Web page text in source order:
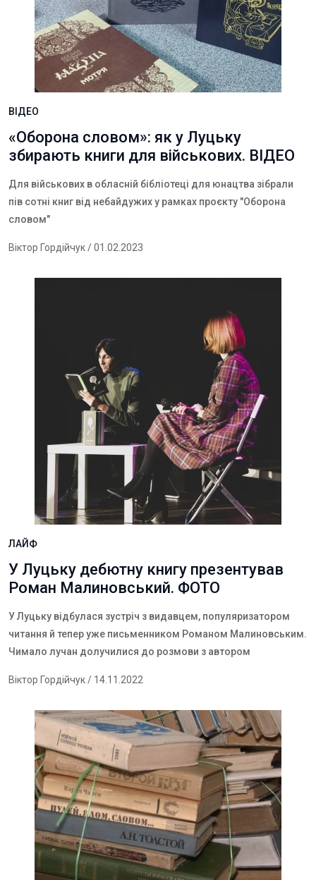
ВІДЕО
«Оборона словом»: як у Луцьку
збирають книги для військових. ВІДЕО
Для військових в обласній бібліотеці для юнацтва зібрали
пів сотні книг від небайдужих у рамках проєкту "Оборона
словом"
Віктор Гордійчук/ 01.02.2023
ЛАЙФ
У Луцьку дебютну книгу презентував
Роман Малиновський. ФОТО
У Луцьку відбулася зустріч з видавцем, популяризатором
читання й тепер уже письменником Романом Малиновським.
Чимало лучан долучилися до розмови з автором
Віктор Гордійчук/ 14.11.2022